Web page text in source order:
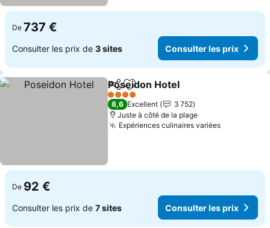
De 737 €
Consulter les prix de 3 sites Consulter les prix
PartagerAjouter à mes favoris
Poseidon Hotel
4 Étoiles
8,6 Excellent
3 752
Juste à côté de la plage
Expériences culinaires variées
De 92 €
Consulter les prix de 7 sites Consulter les prix